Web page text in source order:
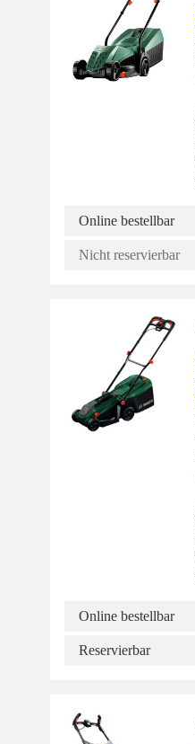
Online bestellbar
Nicht reservierbar
Online bestellbar
Reservierbar